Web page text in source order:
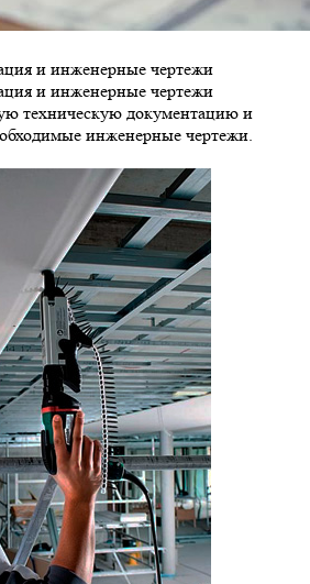
и инженерные чертежи
и инженерные чертежи
техническую документацию и
инженерные чертежи.